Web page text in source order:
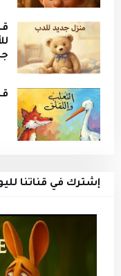
إشترك في قناتنا